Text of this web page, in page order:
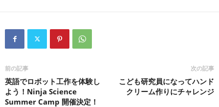
前の記事
英語でロボット工作を体験し
よう！Ninja Science
Summer Camp 開催決定！
次の記事
こども研究員になってハンド
クリーム作りにチャレンジ